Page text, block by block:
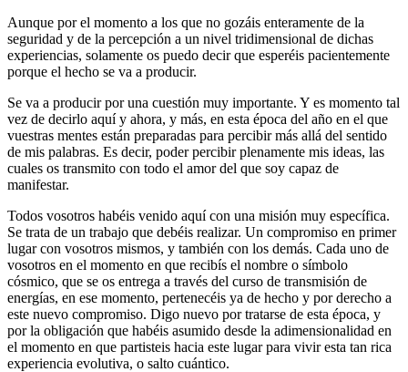
Aunque por el momento a los que no gozáis enteramente de la
seguridad y de la percepción a un nivel tridimensional de dichas
experiencias, solamente os puedo decir que esperéis pacientemente
porque el hecho se va a producir.
Se va a producir por una cuestión muy importante. Y es momento tal
vez de decirlo aquí y ahora, y más, en esta época del año en el que
vuestras mentes están preparadas para percibir más allá del sentido
de mis palabras. Es decir, poder percibir plenamente mis ideas, las
cuales os transmito con todo el amor del que soy capaz de
manifestar.
Todos vosotros habéis venido aquí con una misión muy específica.
Se trata de un trabajo que debéis realizar. Un compromiso en primer
lugar con vosotros mismos, y también con los demás. Cada uno de
vosotros en el momento en que recibís el nombre o símbolo
cósmico, que se os entrega a través del curso de transmisión de
energías, en ese momento, pertenecéis ya de hecho y por derecho a
este nuevo compromiso. Digo nuevo por tratarse de esta época, y
por la obligación que habéis asumido desde la adimensionalidad en
el momento en que partisteis hacia este lugar para vivir esta tan rica
experiencia evolutiva, o salto cuántico.